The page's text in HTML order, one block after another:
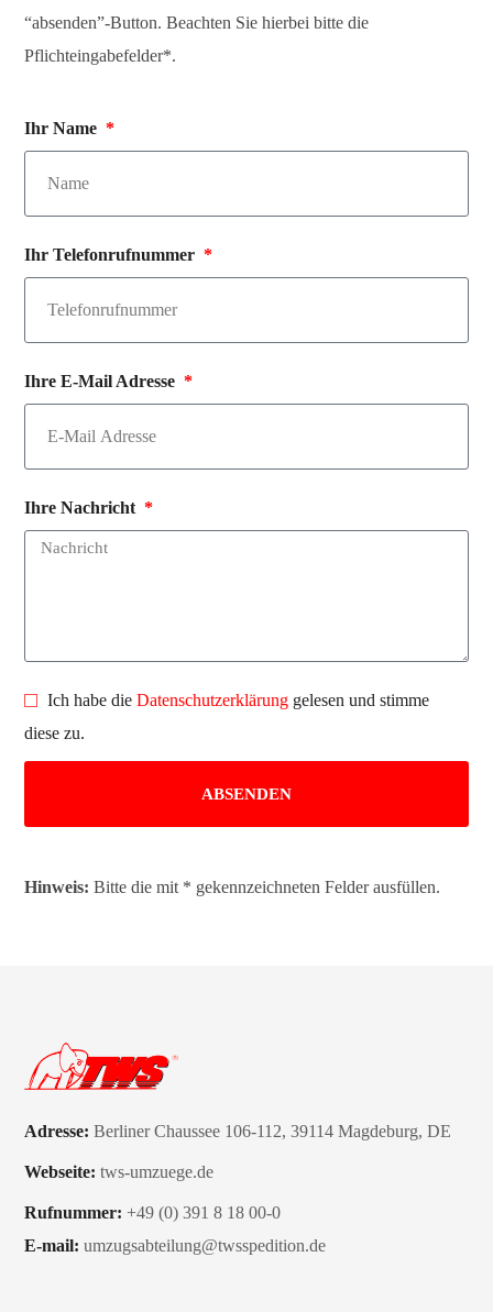
“absenden”-Button. Beachten Sie hierbei bitte die
Pflichteingabefelder*.
Ihr Name
Ihr Telefonrufnummer
Ihre E-Mail Adresse
Ihre Nachricht
Ich habe die Datenschutzerklärunggelesen und stimme
diese zu.
ABSENDEN
Hinweis: Bitte die mit * gekennzeichneten Felder ausfüllen.
Adresse: Berliner Chaussee 106-112,39114 Magdeburg, DE
Webseite: tws-umzuege.de
Rufnummer: +49 (0) 391 8 18 00-0
E-mail: umzugsabteilung@twsspedition.de